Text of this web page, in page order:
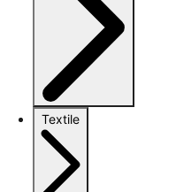
Textile